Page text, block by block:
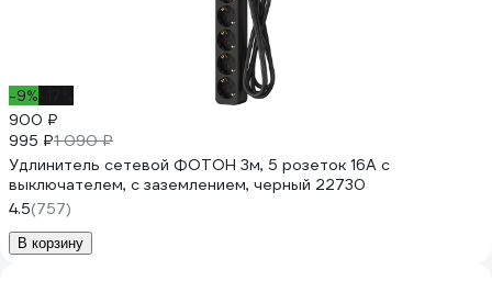
-9%
900 ₽
995 ₽1 090 ₽
Удлинитель сетевой ФОТОН 3м, 5 розеток 16А с
выключателем, с заземлением, черный 22730
4.5(757)
В корзину